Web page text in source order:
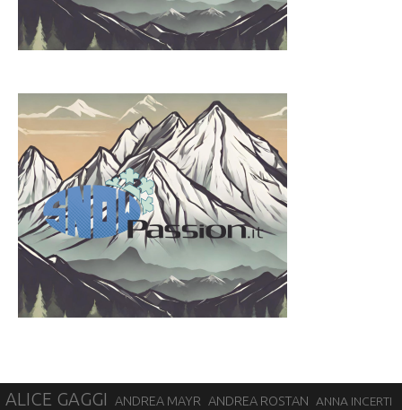
ALICE GAGGI ANDREA MAYR ANDREA ROSTAN ANNA INCERTI